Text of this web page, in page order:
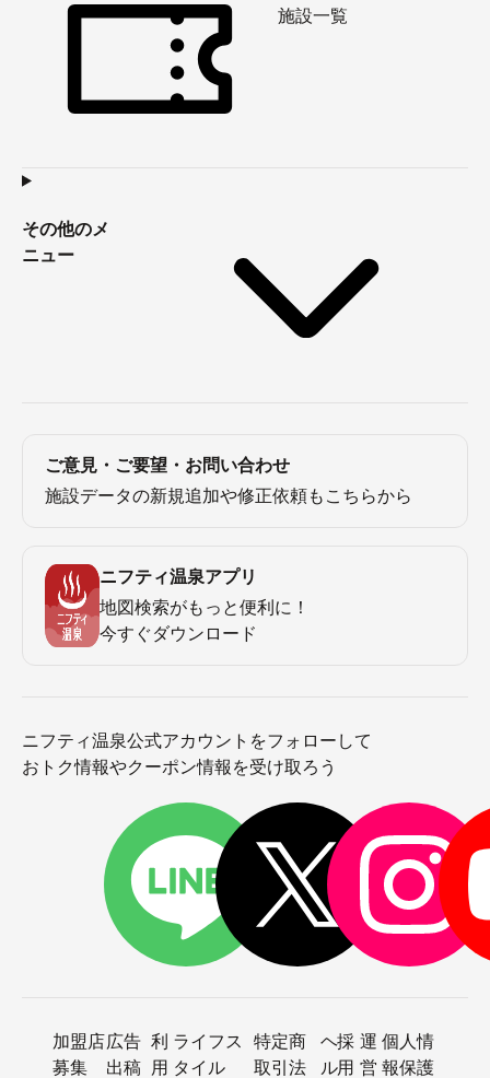
施設一覧
その他のメ
ニュー
ご意見・ご要望・お問い合わせ
施設データの新規追加や修正依頼もこちらから
ニフティ温泉アプリ
地図検索がもっと便利に！
今すぐダウンロード
ニフティ温泉公式アカウントをフォローして
おトク情報やクーポン情報を受け取ろう
加盟店
募集
広告
出稿
利
用
ライフス
タイル
特定商
取引法
ヘ
ル
採
用
運
営
個人情
報保護